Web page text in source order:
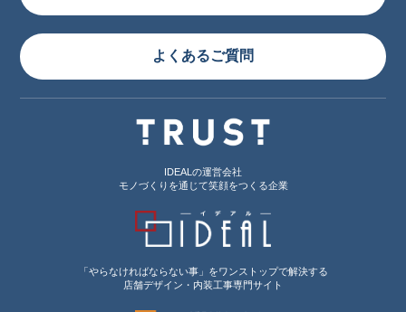
よくあるご質問
IDEALの運営会社
モノづくりを通じて笑顔をつくる企業
「やらなければならない事」をワンストップで解決する
店舗デザイン・内装工事専門サイト